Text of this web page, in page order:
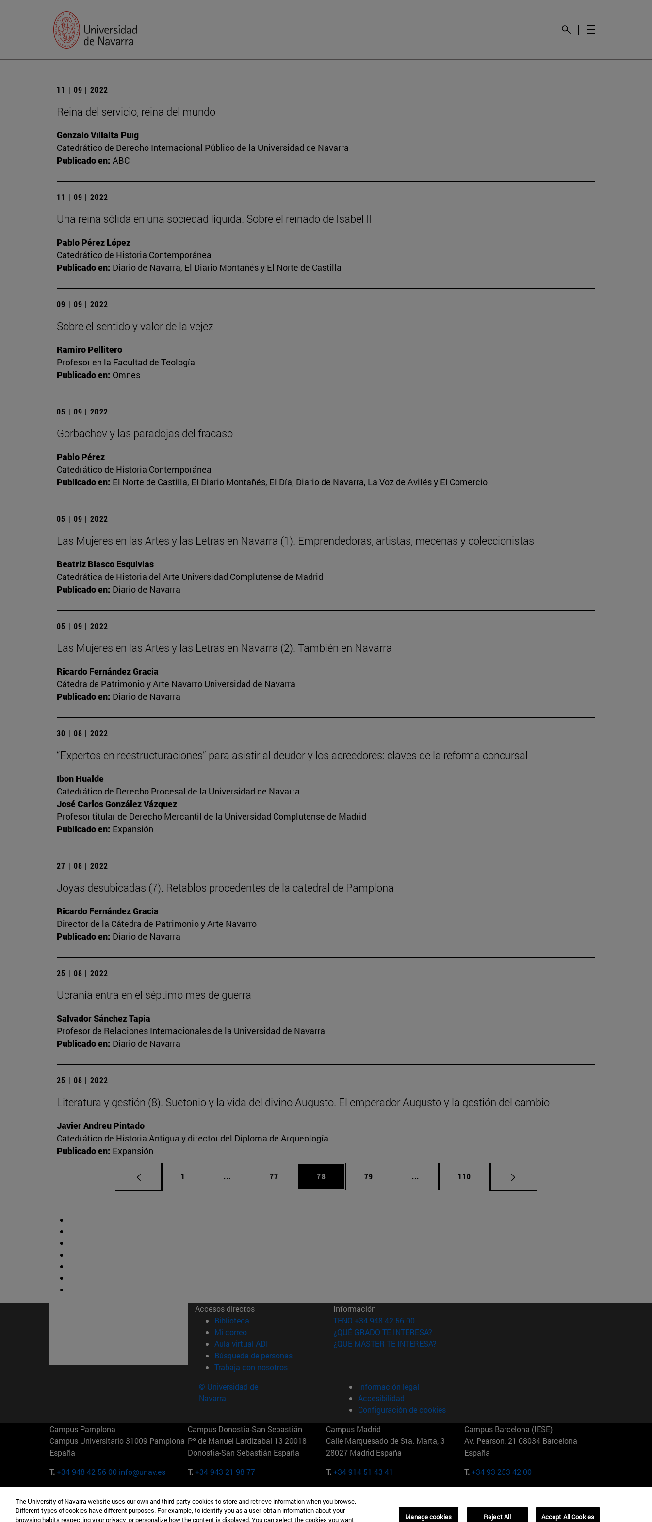
11 | 09 | 2022
Reina del servicio, reina del mundo
Gonzalo Villalta Puig
Catedrático de Derecho Internacional Público de la Universidad de Navarra
Publicado en: ABC
11 | 09 | 2022
Una reina sólida en una sociedad líquida. Sobre el reinado de Isabel II
Pablo Pérez López
Catedrático de Historia Contemporánea
Publicado en: Diario de Navarra, El Diario Montañés y El Norte de Castilla
09 | 09 | 2022
Sobre el sentido y valor de la vejez
Ramiro Pellitero
Profesor en la Facultad de Teología
Publicado en: Omnes
05 | 09 | 2022
Gorbachov y las paradojas del fracaso
Pablo Pérez
Catedrático de Historia Contemporánea
Publicado en: El Norte de Castilla, El Diario Montañés, El Día, Diario de Navarra, La Voz de Avilés y El Comercio
05 | 09 | 2022
Las Mujeres en las Artes y las Letras en Navarra (1). Emprendedoras, artistas, mecenas y coleccionistas
Beatriz Blasco Esquivias
Catedrática de Historia del Arte Universidad Complutense de Madrid
Publicado en: Diario de Navarra
05 | 09 | 2022
Las Mujeres en las Artes y las Letras en Navarra (2). También en Navarra
Ricardo Fernández Gracia
Cátedra de Patrimonio y Arte Navarro Universidad de Navarra
Publicado en: Diario de Navarra
30 | 08 | 2022
“Expertos en reestructuraciones” para asistir al deudor y los acreedores: claves de la reforma concursal
Ibon Hualde
Catedrático de Derecho Procesal de la Universidad de Navarra
José Carlos González Vázquez
Profesor titular de Derecho Mercantil de la Universidad Complutense de Madrid
Publicado en: Expansión
27 | 08 | 2022
Joyas desubicadas (7). Retablos procedentes de la catedral de Pamplona
Ricardo Fernández Gracia
Director de la Cátedra de Patrimonio y Arte Navarro
Publicado en: Diario de Navarra
25 | 08 | 2022
Ucrania entra en el séptimo mes de guerra
Salvador Sánchez Tapia
Profesor de Relaciones Internacionales de la Universidad de Navarra
Publicado en: Diario de Navarra
25 | 08 | 2022
Literatura y gestión (8). Suetonio y la vida del divino Augusto. El emperador Augusto y la gestión del cambio
Javier Andreu Pintado
Catedrático de Historia Antigua y director del Diploma de Arqueología
Publicado en: Expansión
Página
1 ... Páginas intermedias Use TAB para desplazarse.
Página
77 Página
78 Página
79 ... Páginas intermedias Use TAB para desplazarse.
Página
110
Accesos directos
Biblioteca (abre en nueva ventana)
Mi correo(abre en nueva ventana)
Aula virtual ADI (abre en nueva ventana)
Búsqueda de personas(abre en nueva ventana)
Trabaja con nosotros(abre en nueva ventana)
Información
TFNO +34 948 42 56 00
¿QUÉ GRADO TE INTERESA?
¿QUÉ MÁSTER TE INTERESA?
© Universidad de
Navarra
Información legal
Accesibilidad
Configuración de cookies
Campus Pamplona
Campus Universitario 31009 Pamplona
España
T.+34 948 42 56 00 info@unav.es
Campus Donostia-San Sebastián
Pº de Manuel Lardizabal 13 20018
Donostia-San Sebastián España
T.+34 943 21 98 77
Campus Madrid
Calle Marquesado de Sta. Marta, 3
28027 Madrid España
T.+34 914 51 43 41
Campus Barcelona (IESE)
Av. Pearson, 21 08034 Barcelona
España
T.+34 93 253 42 00
Camino del Cerro Águila 3 28023
Madrid España
165 W 57th St 10019-2201 Nueva York
EE.UU
Maria-Theresia-Straße 15 81675
Múnich Alemania
01321001 Bela Vista Brasil
The University of Navarra website uses our own and third-party cookies to store and retrieve information when you browse.
Different types of cookies have different purposes. For example, to identify you as a user, obtain information about your
browsing habits respecting your privacy, or personalize how the content is displayed. You can select the cookies you want
Manage cookies Reject All Accept All Cookies